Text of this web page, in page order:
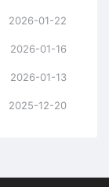
2026-01-22
2026-01-16
2026-01-13
2025-12-20